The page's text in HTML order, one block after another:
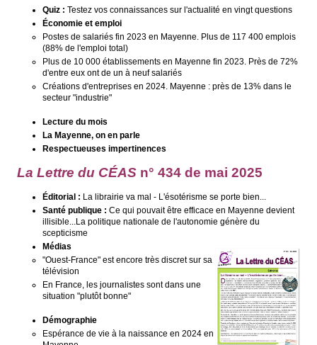
Quiz : Testez vos connaissances sur l'actualité en vingt questions
Économie et emploi
Postes de salariés fin 2023 en Mayenne. Plus de 117 400 emplois
(88% de l'emploi total)
Plus de 10 000 établissements en Mayenne fin 2023. Près de 72%
d'entre eux ont de un à neuf salariés
Créations d'entreprises en 2024. Mayenne : près de 13% dans le
secteur "industrie"
Lecture du mois
La Mayenne, on en parle
Respectueuses impertinences
La Lettre du CÉASn° 434 de mai 2025
Éditorial : La librairie va mal - L'ésotérisme se porte bien...
Santé publique : Ce qui pouvait être efficace en Mayenne devient
illisible...La politique nationale de l'autonomie génère du
scepticisme
Médias
"Ouest-France" est encore très discret sur sa
télévision
En France, les journalistes sont dans une
situation "plutôt bonne"
Démographie
Espérance de vie à la naissance en 2024 en